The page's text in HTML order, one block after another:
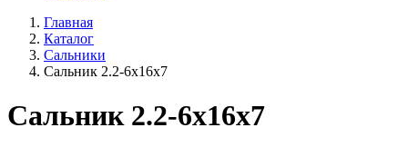
Главная
Каталог
Сальники
Сальник 2.2-6х16х7
Сальник 2.2-6х16х7